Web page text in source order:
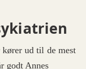
kører ud til de mest
godt Annes